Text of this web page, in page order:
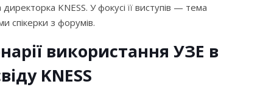
KNESS. У фокусі її виступів — тема
спікерки з форумів.
використання УЗЕ в
KNESS